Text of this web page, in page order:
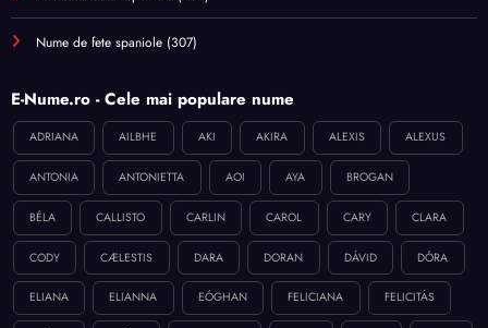
Nume de fete spaniole (307)
E-Nume.ro - Cele mai populare nume
ADRIANA AILBHE AKI AKIRA ALEXIS ALEXUS
ANTONIA ANTONIETTA AOI AYA BROGAN
BÉLA CALLISTO CARLIN CAROL CARY CLARA
CODY CÆLESTIS DARA DORAN DÁVID DÓRA
ELIANA ELIANNA EÓGHAN FELICIANA FELICITÁS